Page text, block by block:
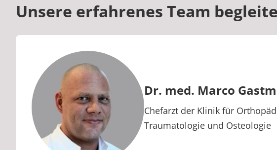
Unsere erfahrenes Team
Dr. med. Marco
Berufstitel:
Chefarzt der Klinik für
Traumatologie und Osteologie